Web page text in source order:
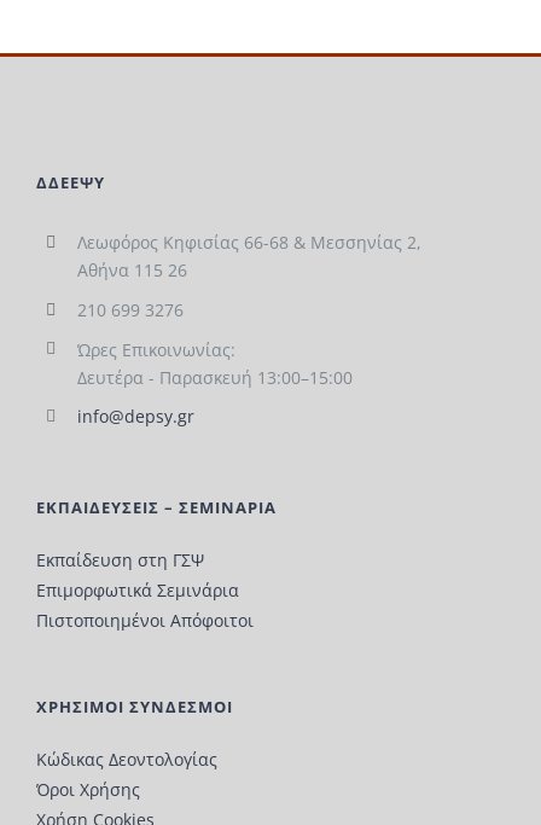
ΔΔΕΕΨΥ
Λεωφόρος Κηφισίας 66-68 & Μεσσηνίας 2,
Αθήνα 115 26
210 699 3276
Ώρες Επικοινωνίας:
Δευτέρα - Παρασκευή 13:00–15:00
info@depsy.gr
ΕΚΠΑΙΔΕΥΣΕΙΣ – ΣΕΜΙΝΑΡΙΑ
Εκπαίδευση στη ΓΣΨ
Επιμορφωτικά Σεμινάρια
Πιστοποιημένοι Απόφοιτοι
ΧΡΗΣΙΜΟΙ ΣΥΝΔΕΣΜΟΙ
Κώδικας Δεοντολογίας
Όροι Χρήσης
Χρήση Cookies